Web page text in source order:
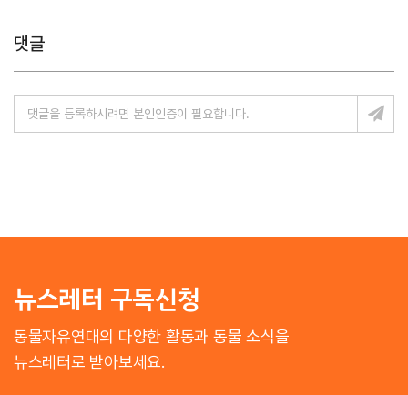
댓글
뉴스레터 구독신청
동물자유연대의 다양한 활동과 동물 소식을
뉴스레터로 받아보세요.